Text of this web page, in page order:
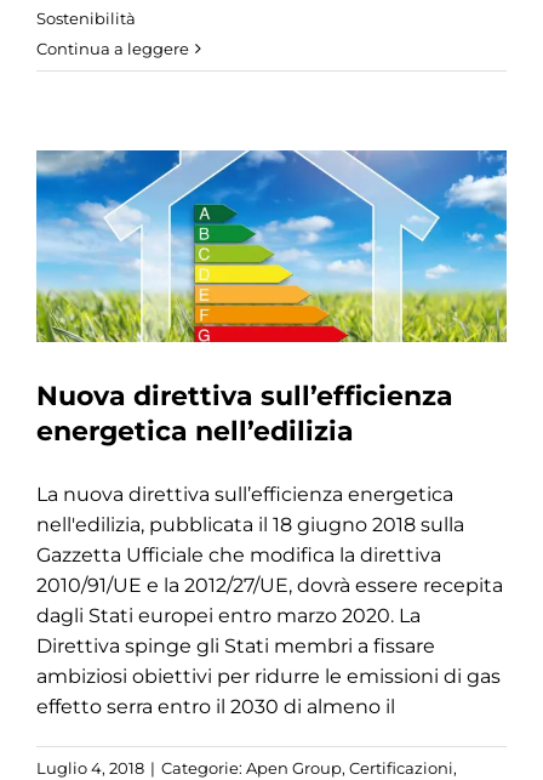
Sostenibilità
Continua a leggere
Nuova direttiva sull’efficienza
energetica nell’edilizia
La nuova direttiva sull’efficienza energetica
nell'edilizia, pubblicata il 18 giugno 2018 sulla
Gazzetta Ufficiale che modifica la direttiva
2010/91/UE e la 2012/27/UE, dovrà essere recepita
dagli Stati europei entro marzo 2020. La
Direttiva spinge gli Stati membri a fissare
ambiziosi obiettivi per ridurre le emissioni di gas
effetto serra entro il 2030 di almeno il
Luglio 4, 2018 | Categorie: Apen Group, Certificazioni,